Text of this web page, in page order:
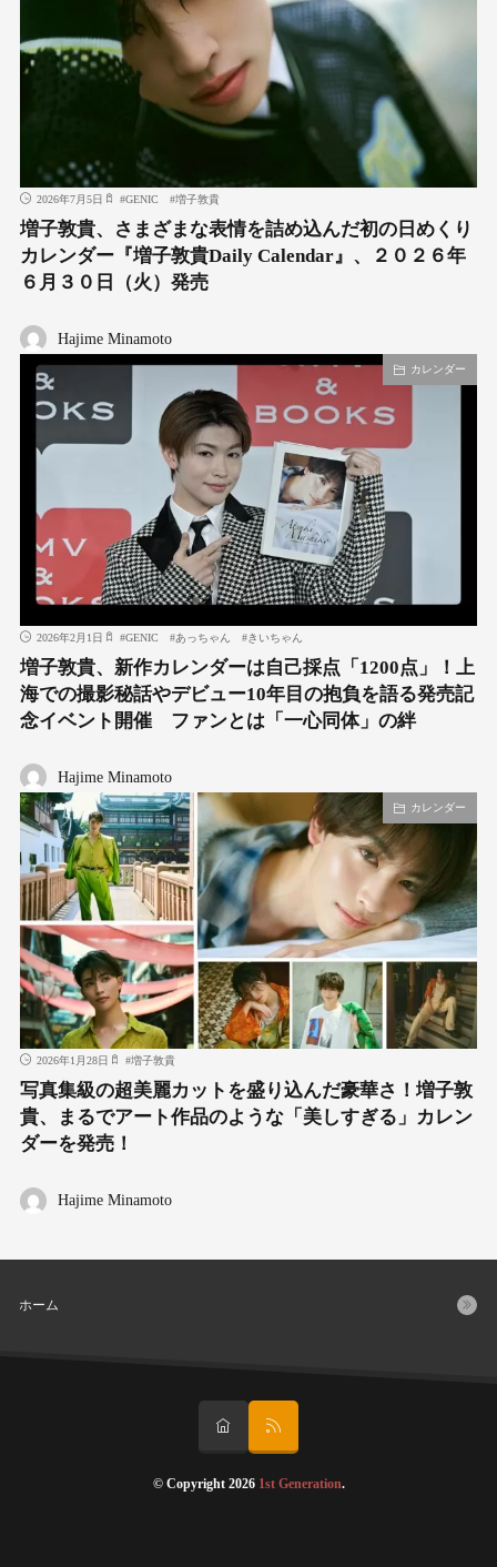
2026年7月5日 #GENIC #増子敦貴
増子敦貴、さまざまな表情を詰め込んだ初の日めくり
カレンダー『増子敦貴Daily Calendar』、２０２６年
６月３０日（火）発売
Hajime Minamoto
カレンダー
2026年2月1日 #GENIC #あっちゃん #きいちゃん
増子敦貴、新作カレンダーは自己採点「1200点」！上
海での撮影秘話やデビュー10年目の抱負を語る発売記
念イベント開催 ファンとは「一心同体」の絆
Hajime Minamoto
カレンダー
2026年1月28日 #増子敦貴
写真集級の超美麗カットを盛り込んだ豪華さ！増子敦
貴、まるでアート作品のような「美しすぎる」カレン
ダーを発売！
Hajime Minamoto
ホーム
© Copyright 2026 1st Generation.